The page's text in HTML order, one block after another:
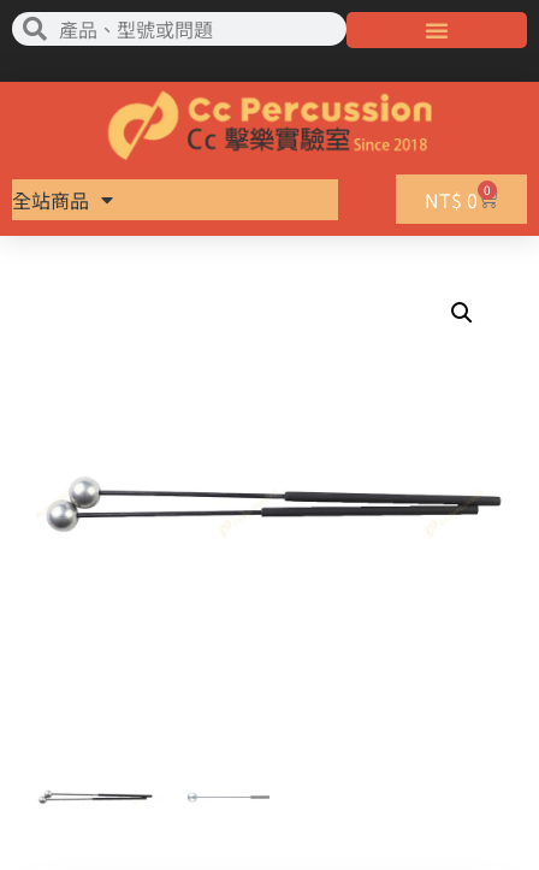
全站商品 NT$ 0 0